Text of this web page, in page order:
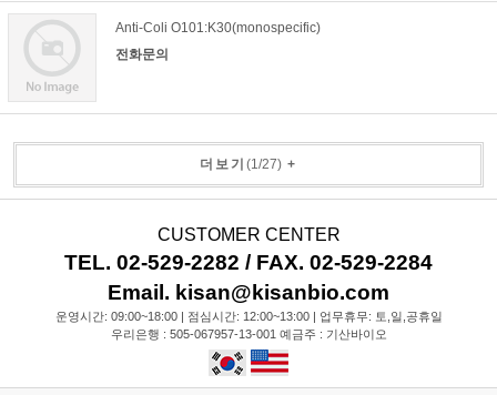
Anti-Coli O101:K30(monospecific)
전화문의
더보기 (1/27) +
CUSTOMER CENTER
TEL. 02-529-2282 / FAX. 02-529-2284
Email. kisan@kisanbio.com
운영시간: 09:00~18:00 | 점심시간: 12:00~13:00 | 업무휴무: 토,일,공휴일
우리은행 : 505-067957-13-001 예금주 : 기산바이오